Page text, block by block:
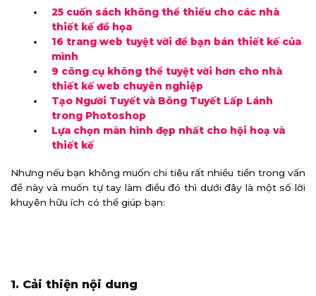
25 cuốn sách không thể thiếu cho các nhà
thiết kế đồ họa
16 trang web tuyệt vời để bạn bán thiết kế của
mình
9 công cụ không thể tuyệt vời hơn cho nhà
thiết kế web chuyên nghiệp
Tạo Người Tuyết và Bông Tuyết Lấp Lánh
trong Photoshop
Lựa chọn màn hình đẹp nhất cho hội hoạ và
thiết kế
Nhưng nếu bạn không muốn chi tiêu rất nhiều tiền trong vấn
đề này và muốn tự tay làm điều đó thì dưới đây là một số lời
khuyên hữu ích có thể giúp bạn:
1. Cải thiện nội dung